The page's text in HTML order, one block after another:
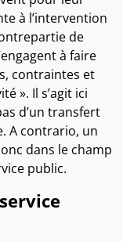
à l’intervention
de
à faire
contraintes et
». Il s’agit ici
d’un transfert
A contrario, un
dans le champ
public.